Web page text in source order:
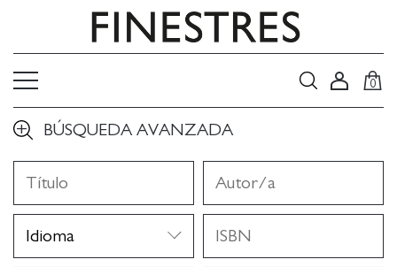
0
BÚSQUEDA AVANZADA